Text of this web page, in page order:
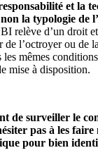
et la
la typologie de
relève d’un droit
de l’octroyer ou de
mêmes
mise à disposition.
de surveiller le
pas à les
pour bien